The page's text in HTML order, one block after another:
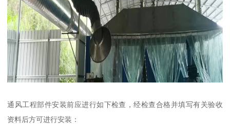
通风工程部件安装前应进行如下检查，经检查合格并填写有关验收
资料后方可进行安装：